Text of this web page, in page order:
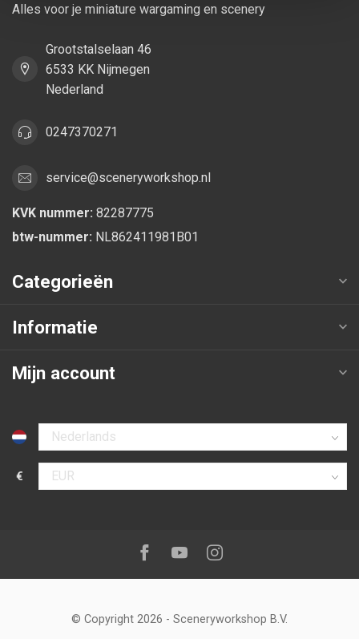
Alles voor je miniature wargaming en scenery
Grootstalselaan 46
6533 KK Nijmegen
Nederland
0247370271
service@sceneryworkshop.nl
KVK nummer: 82287775
btw-nummer: NL862411981B01
Categorieën
Informatie
Mijn account
Selecteer taal
€
Selecteer valuta
Volg ons op:Facebook
YoutubeInstagram
© Copyright 2026 - Sceneryworkshop B.V.